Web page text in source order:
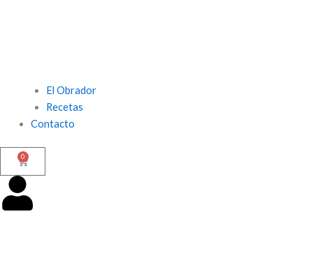
El Obrador
Recetas
Contacto
0
Carrito